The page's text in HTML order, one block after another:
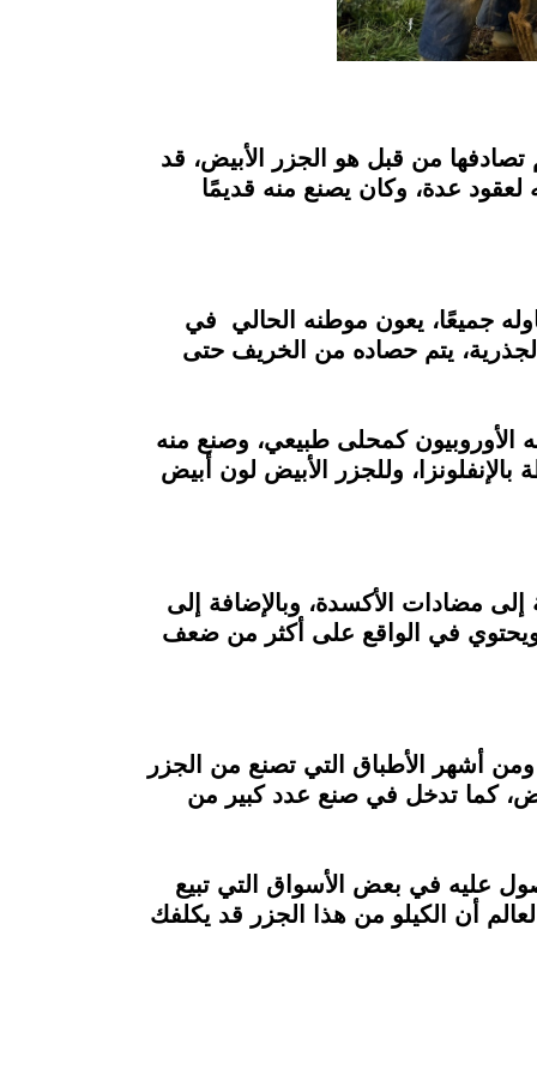
تصادفها من قبل هو الجزر الأبيض، قد
لعقود عدة، وكان يصنع منه قديمًا
جميعًا، يعون موطنه الحالي في
يتم حصاده من الخريف حتى
كمحلى طبيعي، وصنع منه
وللجزر الأبيض لون أبيض
إلى مضادات الأكسدة، وبالإضافة إلى
ويحتوي في الواقع على أكثر من ضعف
أشهر الأطباق التي تصنع من الجزر
كما تدخل في صنع عدد كبير من
عليه في بعض الأسواق التي تبيع
أن الكيلو من هذا الجزر قد يكلفك